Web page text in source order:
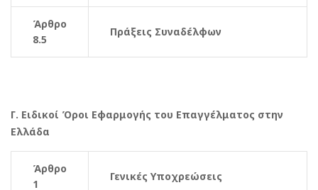
Άρθρο
8.5
Πράξεις Συναδέλφων
Γ. Ειδικοί Όροι Εφαρμογής του Επαγγέλματος στην
Ελλάδα
Άρθρο
1
Γενικές Υποχρεώσεις